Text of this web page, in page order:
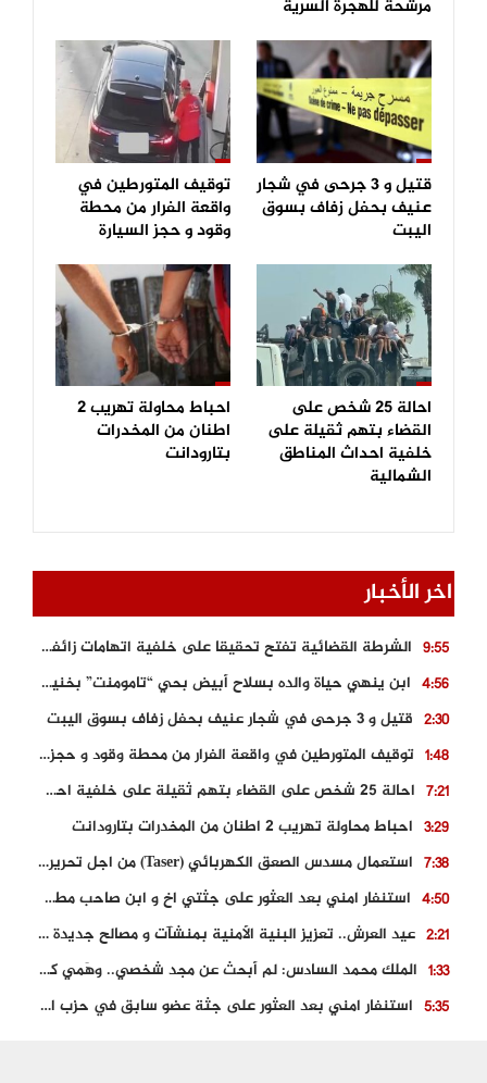
مرشحة للهجرة السرية
قتيل و 3 جرحى في شجار
عنيف بحفل زفاف بسوق
اليبت
توقيف المتورطين في
واقعة الفرار من محطة
وقود و حجز السيارة
احالة 25 شخص على
القضاء بتهم ثقيلة على
خلفية احداث المناطق
الشمالية
احباط محاولة تهريب 2
اطنان من المخدرات
بتارودانت
اخر الأخبار
9:55
الشرطة القضائية تفتح تحقيقا على خلفية اتهامات زائفة أدلت بها مرشحة للهجرة السرية
4:56
ابن ينهي حياة والده بسلاح أبيض بحي “تامومنت” بخنيفرة
2:30 قتيل و 3 جرحى في شجار عنيف بحفل زفاف بسوق اليبت
1:48
توقيف المتورطين في واقعة الفرار من محطة وقود و حجز السيارة
7:21
احالة 25 شخص على القضاء بتهم ثقيلة على خلفية احداث المناطق الشمالية
3:29 احباط محاولة تهريب 2 اطنان من المخدرات بتارودانت
7:38
استعمال مسدس الصعق الكهربائي (Taser) من اجل تحرير شابة محتجزة
4:50
استنفار امني بعد العثور على جثتي اخ و ابن صاحب مطعم اسماك مشهور بطنجة
2:21
عيد العرش.. تعزيز البنية الأمنية بمنشآت و مصالح جديدة بكل من الحسيمة – فاس و الناظور
1:33
الملك محمد السادس: لم أبحث عن مجد شخصي.. وهَمي كرامة المغاربة
5:35
استنفار امني بعد العثور على جثة عضو سابق في حزب المصباح بالقنيطرة..